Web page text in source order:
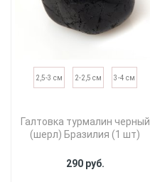
2,5-3 см 2-2,5 см 3-4 см
Галтовка турмалин черный
(шерл) Бразилия (1 шт)
290 руб.